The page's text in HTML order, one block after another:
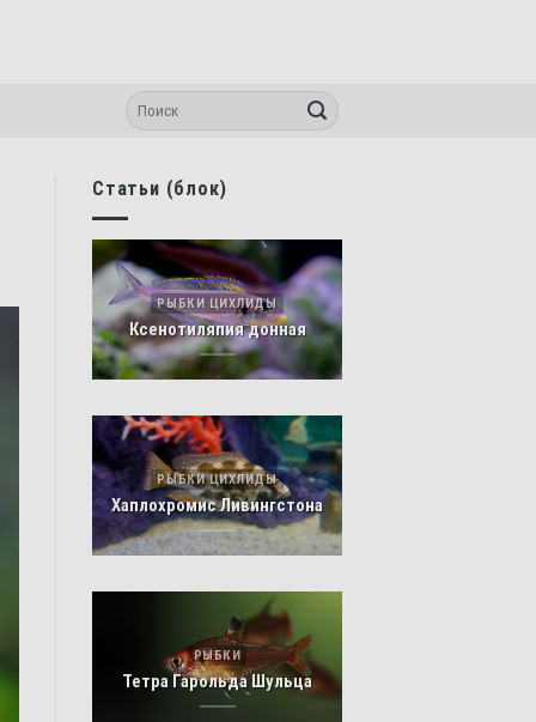
Статьи (блок)
РЫБКИ ЦИХЛИДЫ
Ксенотиляпия донная
РЫБКИ ЦИХЛИДЫ
Хаплохромис Ливингстона
РЫБКИ
Тетра Гарольда Шульца